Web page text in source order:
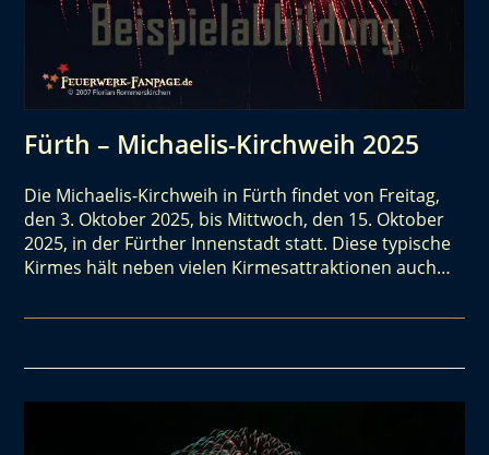
Fürth – Michaelis-Kirchweih 2025
Die Michaelis-Kirchweih in Fürth findet von Freitag,
den 3. Oktober 2025, bis Mittwoch, den 15. Oktober
2025, in der Fürther Innenstadt statt. Diese typische
Kirmes hält neben vielen Kirmesattraktionen auch…